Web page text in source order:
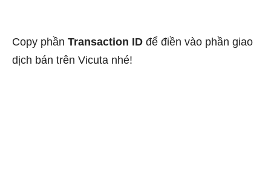
Copy phần Transaction ID để điền vào phần giao
dịch bán trên Vicuta nhé!